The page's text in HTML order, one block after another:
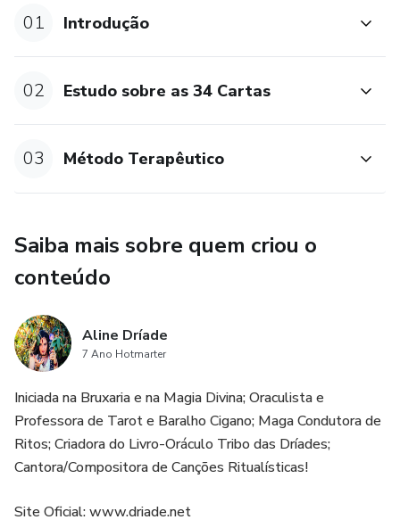
Carta - Disputa pelo falso poder e A Criança Interior
Carta - A canção da deusa negra, Correntes da carência e
Portal das Sombras
Carta - Sagrado feminino e masculino, O poder da intuição,
Feitiços do coração, Atraindo as trevas e A prece interior
Carta - Ritual do autocontrole, A poção do esquecimento e
Carta - Portal do ar, água, terra e fogo, Canto élfico dos
ventos e Tribo das Dríades
Carta - Portal da ordem, Magia natural, O verdadeiro
karma, A trilha espiritual e O sentido da vida
Carta - Ritual do casulo, O ciclo da vida
Introdução à leitura terapêutica
01 Introdução
02 Estudo sobre as 34 Cartas
03 Método Terapêutico
Saiba mais sobre quem criou o
conteúdo
Aline Dríade
7 Ano Hotmarter
Iniciada na Bruxaria e na Magia Divina; Oraculista e
Professora de Tarot e Baralho Cigano; Maga Condutora de
Ritos; Criadora do Livro-Oráculo Tribo das Dríades;
Cantora/Compositora de Canções Ritualísticas!
Site Oficial: www.driade.net